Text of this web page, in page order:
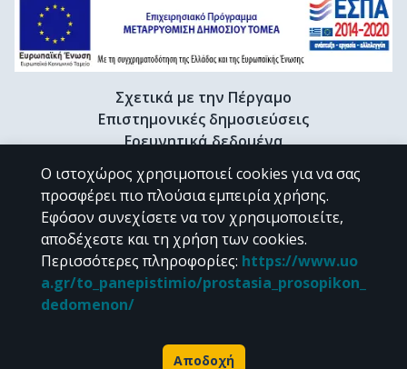
Σχετικά με την Πέργαμο
Επιστημονικές δημοσιεύσεις
Ερευνητικά δεδομένα
Διδακτορικές διατριβές & Γκρίζα βιβλιογραφία
Προφίλ Ερευνητή
CC BY-NC 4.0
Εκτός αν αναφέρεται διαφορετικά, το υλικό της "Περγάμου" διατίθεται
Powered by
Ο ιστοχώρος χρησιμοποιεί cookies για να σας
προσφέρει πιο πλούσια εμπειρία χρήσης.
Εφόσον συνεχίσετε να τον χρησιμοποιείτε,
αποδέχεστε και τη χρήση των cookies.
Περισσότερες πληροφορίες: https://www.uo
a.gr/to_panepistimio/prostasia_prosopikon_
dedomenon/
Αποδοχή